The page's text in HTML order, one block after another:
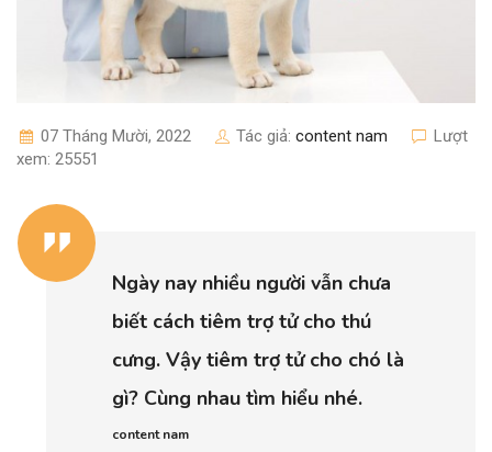
07 Tháng Mười, 2022 Tác giả:content nam
Lượt
xem: 25551
Ngày nay nhiều người vẫn chưa
biết cách tiêm trợ tử cho thú
cưng. Vậy tiêm trợ tử cho chó là
gì? Cùng nhau tìm hiểu nhé.
content nam